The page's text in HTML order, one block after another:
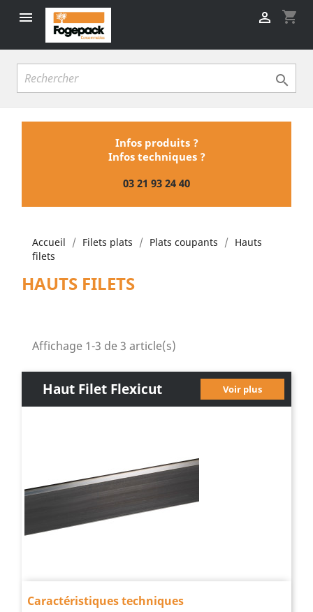
 shopping_cart


Infos produits ?
Infos techniques ?
03 21 93 24 40
Accueil Filets plats Plats coupants
Hauts
filets
HAUTS FILETS
Affichage 1-3 de 3 article(s)
Haut Filet Flexicut Voir plus
Caractéristiques techniques